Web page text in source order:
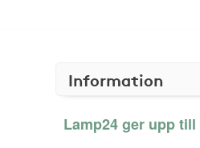
Information
Lamp24 ger upp